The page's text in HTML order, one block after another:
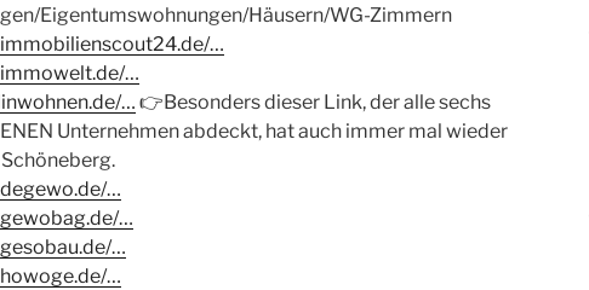
Eigentumswohnungen/Häusern/WG-Zimmern
…
…
… 👉Besonders dieser Link, der alle sechs
Unternehmen abdeckt, hat auch immer mal wieder
…
…
…
…